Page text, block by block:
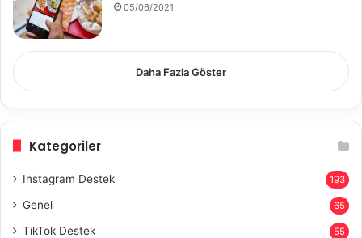
05/06/2021
Daha Fazla Göster
Kategoriler
Instagram Destek 193
Genel 65
TikTok Destek 55